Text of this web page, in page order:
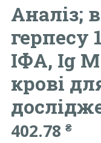
Аналіз;
герпесу
ІФА, Ig М
крові
402.78 ₴